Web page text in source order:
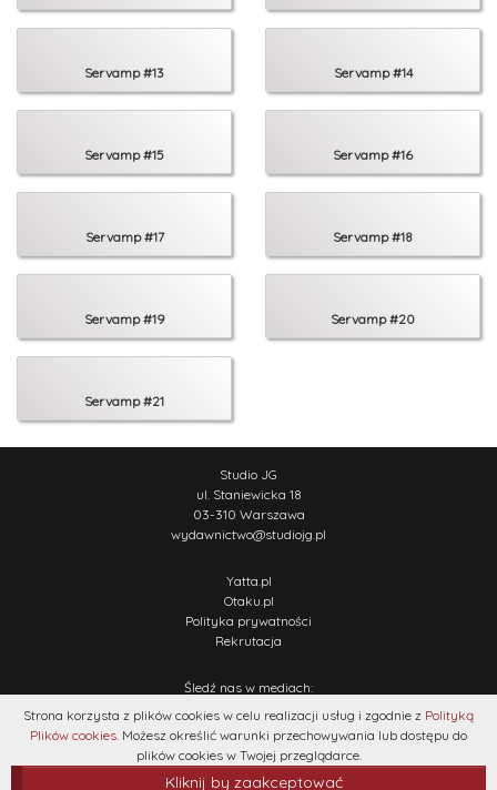
Servamp #13 Servamp #14
Servamp #15 Servamp #16
Servamp #17 Servamp #18
Servamp #19 Servamp #20
Servamp #21
Strona korzysta z plików cookies w celu realizacji usług i zgodnie z Polityką
Plików cookies. Możesz określić warunki przechowywania lub dostępu do
plików cookies w Twojej przeglądarce.
Kliknij by zaakceptować
Studio JG
ul. Staniewicka 18
03-310 Warszawa
wydawnictwo@studiojg.pl
Yatta.pl
Otaku.pl
Polityka prywatności
Rekrutacja
Śledź nas w mediach: